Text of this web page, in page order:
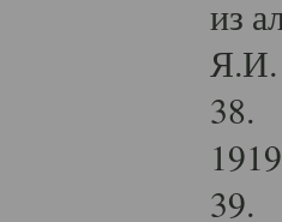
из
Я.И.
38.
39.